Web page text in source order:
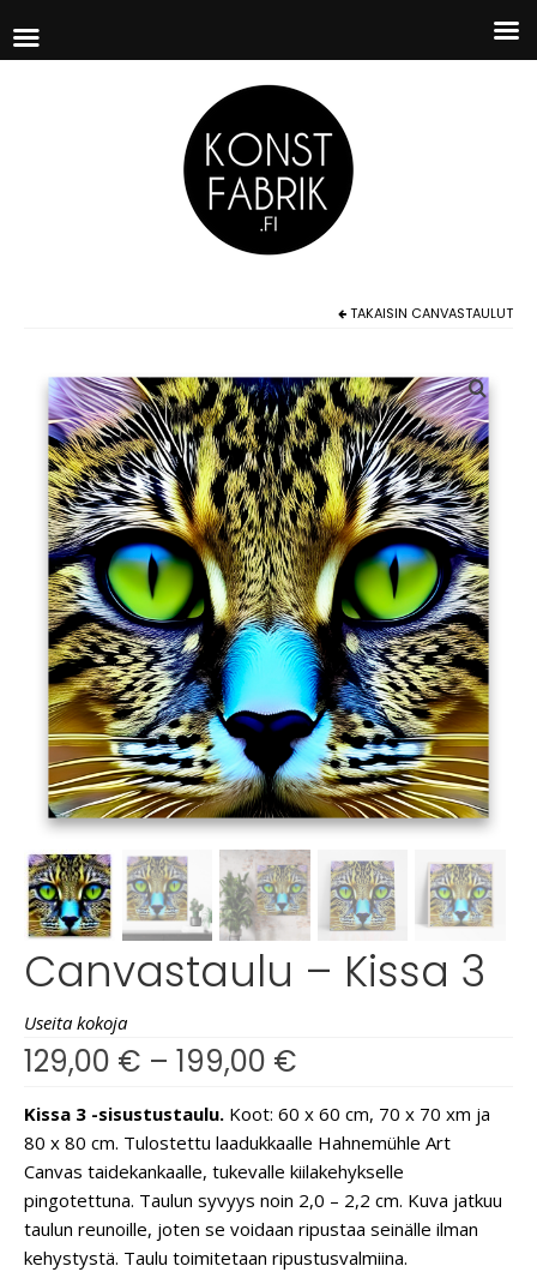
TAKAISIN CANVASTAULUT
Canvastaulu – Kissa 3
Useita kokoja
129,00 € – 199,00 €
Kissa 3 -sisustustaulu. Koot: 60 x 60 cm, 70 x 70 xm ja
80 x 80 cm. Tulostettu laadukkaalle Hahnemühle Art
Canvas taidekankaalle, tukevalle kiilakehykselle
pingotettuna. Taulun syvyys noin 2,0 – 2,2 cm. Kuva jatkuu
taulun reunoille, joten se voidaan ripustaa seinälle ilman
kehystystä. Taulu toimitetaan ripustusvalmiina.